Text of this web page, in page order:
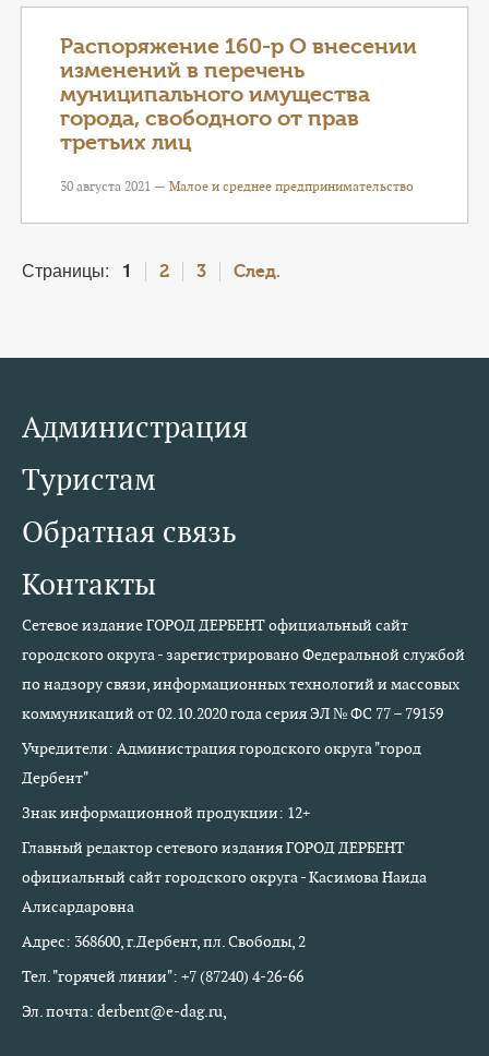
Распоряжение 160-р О внесении
изменений в перечень
муниципального имущества
города, свободного от прав
третьих лиц
30 августа 2021 — Малое и среднее предпринимательство
Страницы: 1 2 3 След.
Администрация
Туристам
Обратная связь
Контакты
Сетевое издание ГОРОД ДЕРБЕНТ официальный сайт
городского округа - зарегистрировано Федеральной службой
по надзору связи, информационных технологий и массовых
коммуникаций от 02.10.2020 года серия ЭЛ № ФС 77 – 79159
Учредители: Администрация городского округа "город
Дербент"
Знак информационной продукции: 12+
Главный редактор сетевого издания ГОРОД ДЕРБЕНТ
официальный сайт городского округа - Касимова Наида
Алисардаровна
Адрес: 368600, г.Дербент, пл. Свободы, 2
Тел. "горячей линии": +7 (87240) 4-26-66
Эл. почта: derbent@e-dag.ru,